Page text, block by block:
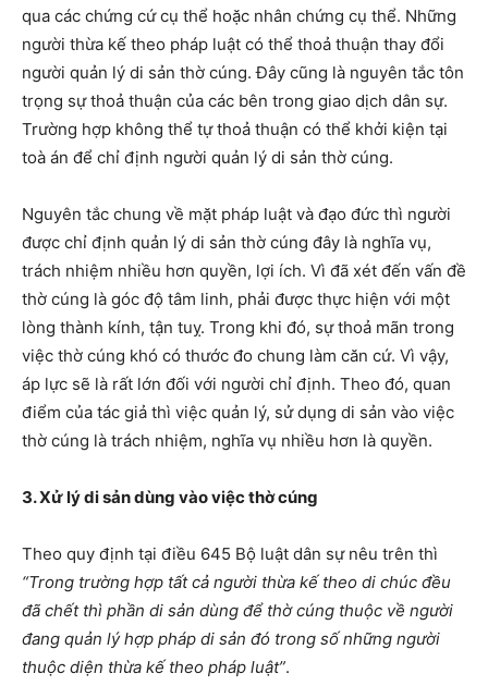
qua các chứng cứ cụ thể hoặc nhân chứng cụ thể. Những
người thừa kế theo pháp luật có thể thoả thuận thay đổi
người quản lý di sản thờ cúng. Đây cũng là nguyên tắc tôn
trọng sự thoả thuận của các bên trong giao dịch dân sự.
Trường hợp không thể tự thoả thuận có thể khởi kiện tại
toà án để chỉ định người quản lý di sản thờ cúng.
Nguyên tắc chung về mặt pháp luật và đạo đức thì người
được chỉ định quản lý di sản thờ cúng đây là nghĩa vụ,
trách nhiệm nhiều hơn quyền, lợi ích. Vì đã xét đến vấn đề
thờ cúng là góc độ tâm linh, phải được thực hiện với một
lòng thành kính, tận tuỵ. Trong khi đó, sự thoả mãn trong
việc thờ cúng khó có thước đo chung làm căn cứ. Vì vậy,
áp lực sẽ là rất lớn đối với người chỉ định. Theo đó, quan
điểm của tác giả thì việc quản lý, sử dụng di sản vào việc
thờ cúng là trách nhiệm, nghĩa vụ nhiều hơn là quyền.
3. Xử lý di sản dùng vào việc thờ cúng
Theo quy định tại điều 645 Bộ luật dân sự nêu trên thì
“Trong trường hợp tất cả người thừa kế theo di chúc đều
đã chết thì phần di sản dùng để thờ cúng thuộc về người
đang quản lý hợp pháp di sản đó trong số những người
thuộc diện thừa kế theo pháp luật”.